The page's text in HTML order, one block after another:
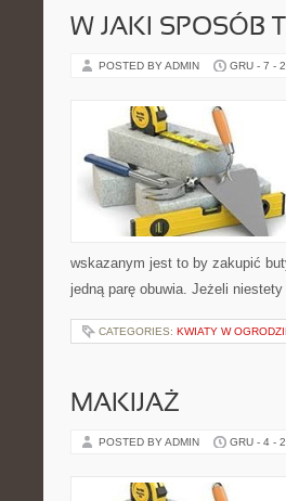
W JAKI SPOSÓB
POSTED BY ADMIN GRU - 7 -
wskazanym jest to by zakupić
jedną parę obuwia. Jeżeli
CATEGORIES: KWIATY W
MAKIJAŻ
POSTED BY ADMIN GRU - 4 -